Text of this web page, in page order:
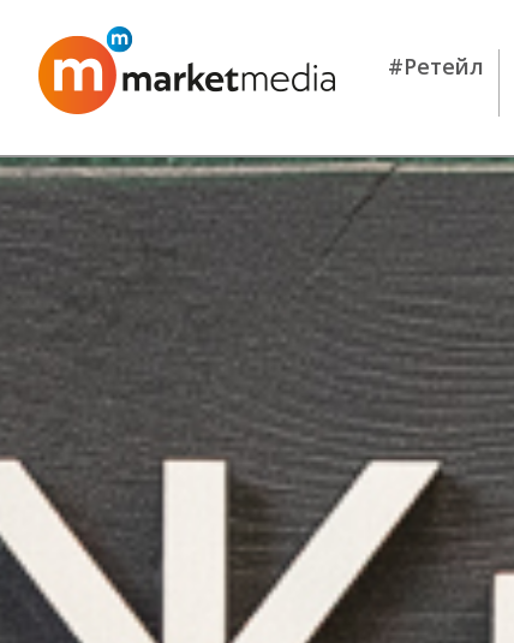
#Ретейл